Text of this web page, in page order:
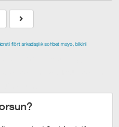
flört arkadaşlık sohbet mayo, bikini